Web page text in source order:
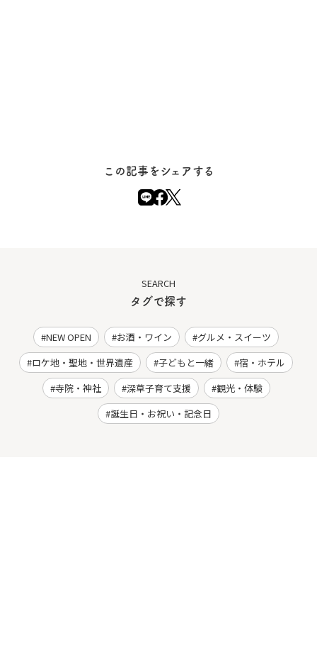
この記事をシェアする
SEARCH
タグで探す
NEW OPEN お酒・ワイン
グルメ・スイーツ
ロケ地・聖地・世界遺産
子どもと一緒
宿・ホテル
寺院・神社
深草子育て支援
観光・体験
誕生日・お祝い・記念日